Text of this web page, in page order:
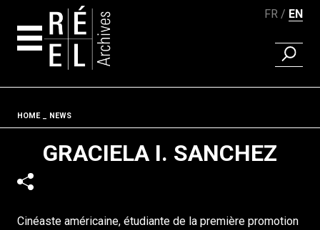
FR EN
FIND A
Fil d'ariane
HOME NEWS
GRACIELA I. SANCHEZ
Cinéaste américaine, étudiante de la première promotion